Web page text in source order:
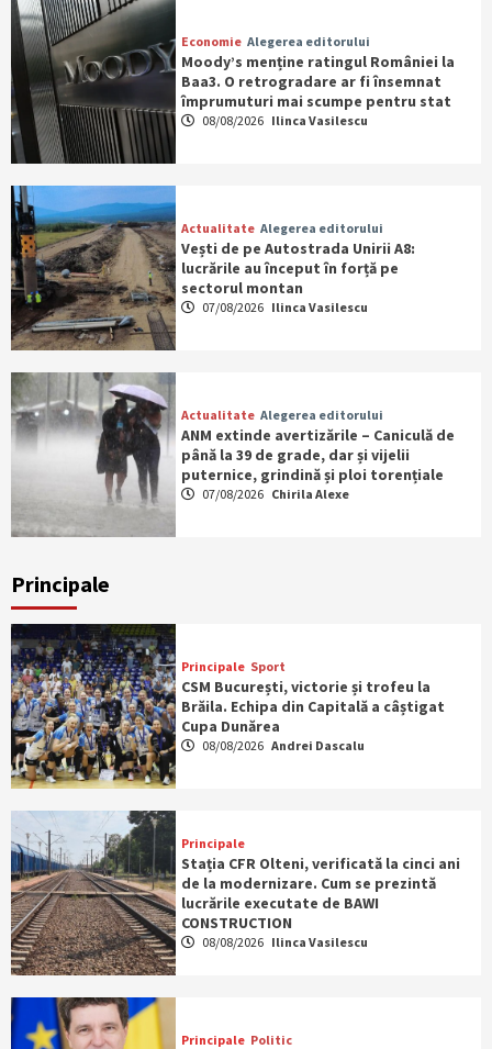
Economie Alegerea editorului
Moody’s menține ratingul României la
Baa3. O retrogradare ar fi însemnat
împrumuturi mai scumpe pentru stat
08/08/2026 Ilinca Vasilescu
Actualitate Alegerea editorului
Vești de pe Autostrada Unirii A8:
lucrările au început în forță pe
sectorul montan
07/08/2026 Ilinca Vasilescu
Actualitate Alegerea editorului
ANM extinde avertizările – Caniculă de
până la 39 de grade, dar și vijelii
puternice, grindină și ploi torențiale
07/08/2026 Chirila Alexe
Principale
Principale Sport
CSM București, victorie și trofeu la
Brăila. Echipa din Capitală a câștigat
Cupa Dunărea
08/08/2026 Andrei Dascalu
Principale
Stația CFR Olteni, verificată la cinci ani
de la modernizare. Cum se prezintă
lucrările executate de BAWI
CONSTRUCTION
08/08/2026 Ilinca Vasilescu
Principale Politic